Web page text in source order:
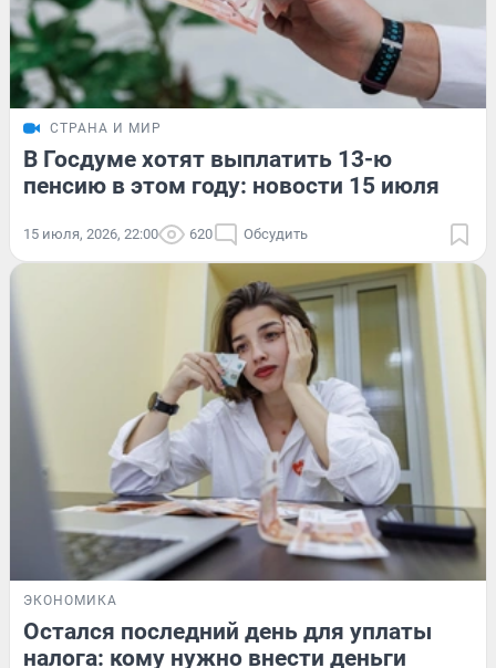
СТРАНА И МИР
В Госдуме хотят выплатить 13-ю
пенсию в этом году: новости 15 июля
15 июля, 2026, 22:00 620 Обсудить
ЭКОНОМИКА
Остался последний день для уплаты
налога: кому нужно внести деньги